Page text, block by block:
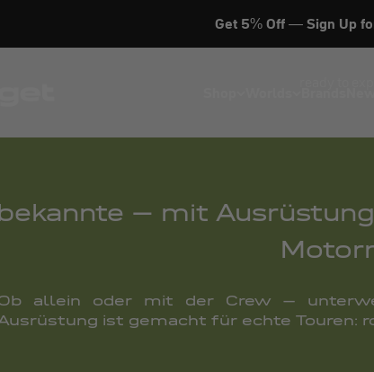
Get 5% Off — Sign Up
– mit
allein oder mit der Crew –
ist gemacht für echte Touren: